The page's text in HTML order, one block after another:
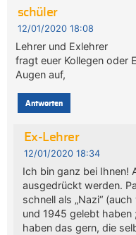
schüler
12/01/2020 18:08
Lehrer und Exlehrer
fragt euer Kollegen oder
Augen auf,
Antworten
Ex-Lehrer
12/01/2020 18:34
Ich bin ganz bei Ihnen!
ausgedrückt werden.
schnell als „Nazi“
und 1945 gelebt haben
haben das gern, die